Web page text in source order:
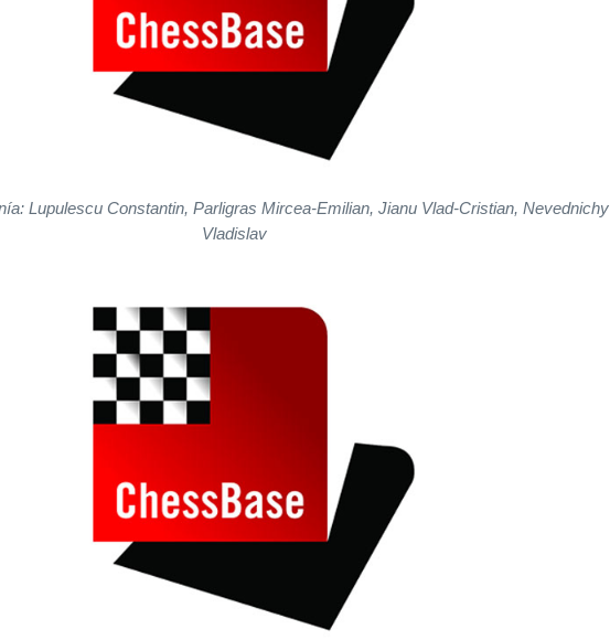
Lupulescu Constantin, Parligras Mircea-Emilian, Jianu Vlad-Cristian, Nevednichy
Vladislav